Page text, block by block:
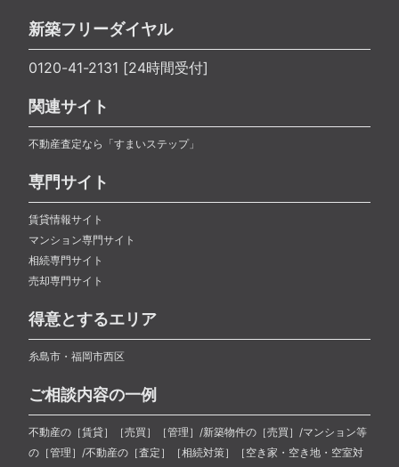
新築フリーダイヤル
0120-41-2131 [24時間受付]
関連サイト
不動産査定なら「すまいステップ」
専門サイト
賃貸情報サイト
マンション専門サイト
相続専門サイト
売却専門サイト
得意とするエリア
糸島市・福岡市西区
ご相談内容の一例
不動産の［賃貸］［売買］［管理］/新築物件の［売買］/マンション等
の［管理］/不動産の［査定］［相続対策］［空き家・空き地・空室対